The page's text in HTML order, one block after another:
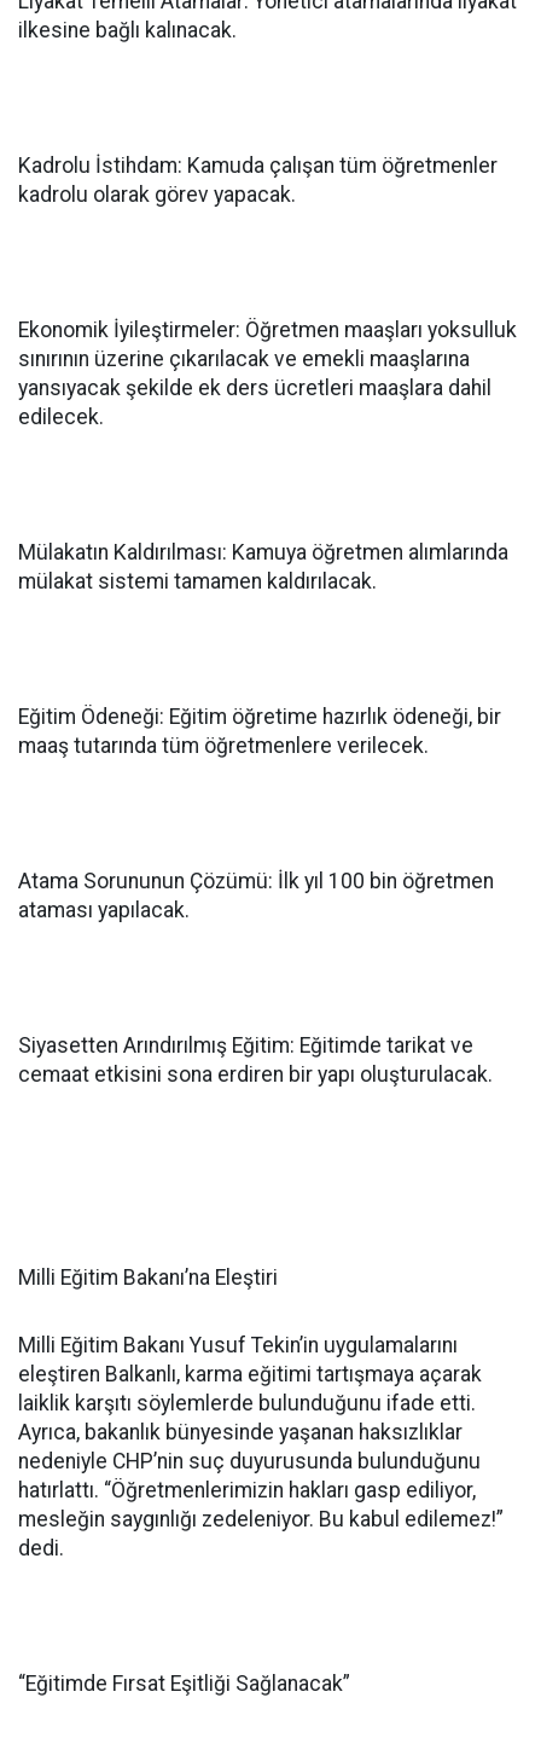
ilkesine bağlı kalınacak.
Kadrolu İstihdam: Kamuda çalışan tüm öğretmenler
kadrolu olarak görev yapacak.
Ekonomik İyileştirmeler: Öğretmen maaşları yoksulluk
sınırının üzerine çıkarılacak ve emekli maaşlarına
yansıyacak şekilde ek ders ücretleri maaşlara dahil
edilecek.
Mülakatın Kaldırılması: Kamuya öğretmen alımlarında
mülakat sistemi tamamen kaldırılacak.
Eğitim Ödeneği: Eğitim öğretime hazırlık ödeneği, bir
maaş tutarında tüm öğretmenlere verilecek.
Atama Sorununun Çözümü: İlk yıl 100 bin öğretmen
ataması yapılacak.
Siyasetten Arındırılmış Eğitim: Eğitimde tarikat ve
cemaat etkisini sona erdiren bir yapı oluşturulacak.
Milli Eğitim Bakanı’na Eleştiri
Milli Eğitim Bakanı Yusuf Tekin’in uygulamalarını
eleştiren Balkanlı, karma eğitimi tartışmaya açarak
laiklik karşıtı söylemlerde bulunduğunu ifade etti.
Ayrıca, bakanlık bünyesinde yaşanan haksızlıklar
nedeniyle CHP’nin suç duyurusunda bulunduğunu
hatırlattı. “Öğretmenlerimizin hakları gasp ediliyor,
mesleğin saygınlığı zedeleniyor. Bu kabul edilemez!”
dedi.
“Eğitimde Fırsat Eşitliği Sağlanacak”